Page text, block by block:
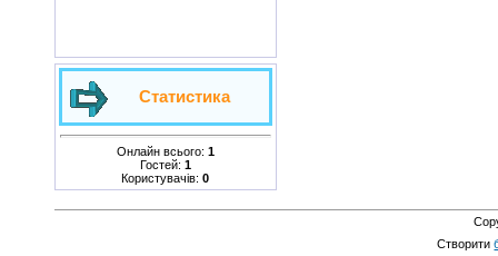
Статистика
Онлайн всього: 1
Гостей: 1
Користувачів:0
Створити